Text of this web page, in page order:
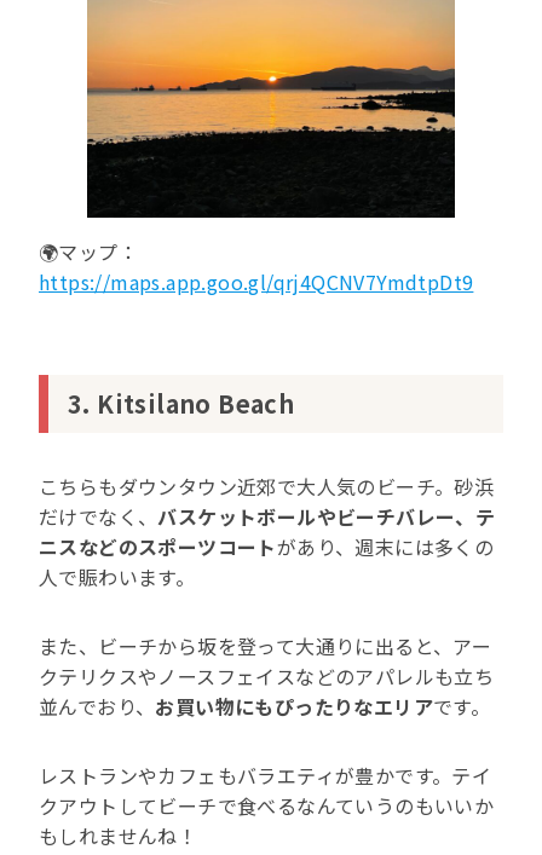
🌍マップ：
https://maps.app.goo.gl/qrj4QCNV7YmdtpDt9
3. Kitsilano Beach
こちらもダウンタウン近郊で大人気のビーチ。砂浜
だけでなく、 バスケットボールやビーチバレー、テ
ニスなどのスポーツコートがあり、週末には多くの
人で賑わいます。
また、ビーチから坂を登って大通りに出ると、アー
クテリクスやノースフェイスなどのアパレルも立ち
並んでおり、 お買い物にもぴったりなエリアです。
レストランやカフェもバラエティが豊かです。テイ
クアウトしてビーチで食べるなんていうのもいいか
もしれませんね！